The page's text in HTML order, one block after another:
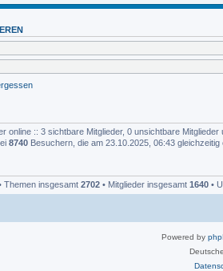
online :: 3 sichtbare Mitglieder, 0 unsichtbare
8740 Besuchern, die am 23.10.2025, 06:43 gleichzeitig
Themen insgesamt 2702 • Mitglieder insgesamt 1640 •
Powered by